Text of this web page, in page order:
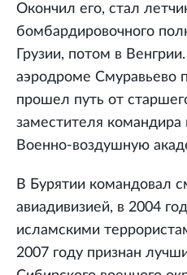
Окончил его, стал
бомбардировочного
Грузии, потом в
аэродроме Смуравьево
прошел путь от
заместителя командира
Военно-воздушную
В Бурятии командовал
авиадивизией, в 2004
исламскими
2007 году признан